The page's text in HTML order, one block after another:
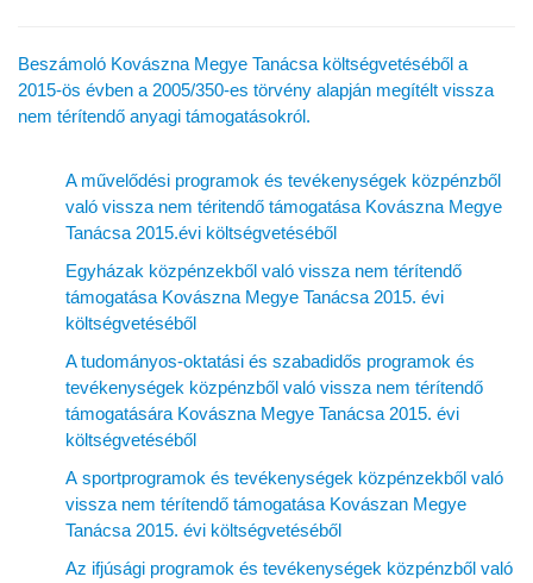
Beszámoló Kovászna Megye Tanácsa költségvetéséből a
2015-ös évben a 2005/350-es törvény alapján megítélt vissza
nem térítendő anyagi támogatásokról.
A művelődési programok és tevékenységek közpénzből
való vissza nem téritendő támogatása Kovászna Megye
Tanácsa 2015.évi költségvetéséből
Egyházak közpénzekből való vissza nem térítendő
támogatása Kovászna Megye Tanácsa 2015. évi
költségvetéséből
A tudományos-oktatási és szabadidős programok és
tevékenységek közpénzből való vissza nem térítendő
támogatására Kovászna Megye Tanácsa 2015. évi
költségvetéséből
A sportprogramok és tevékenységek közpénzekből való
vissza nem térítendő támogatása Kovászan Megye
Tanácsa 2015. évi költségvetéséből
Az ifjúsági programok és tevékenységek közpénzből való